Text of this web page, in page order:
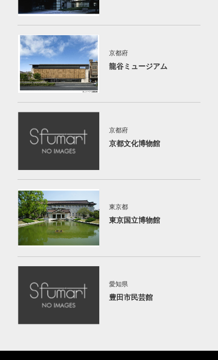
京都府
龍谷ミュージアム
京都府
京都文化博物館
東京都
東京国立博物館
愛知県
豊田市民芸館